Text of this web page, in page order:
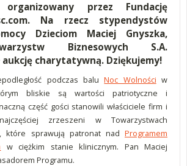
organizowany przez Fundację
Na rzecz stypendystów
Dzieciom Maciej Gnyszka,
Biznesowych S.A.
aukcję charytatywną. Dziękujemy!
podczas baluNoc Wolności w
bliskie są wartości patriotyczne i
część gości stanowili właściciele firm i
zrzeszeni w Towarzystwach
które sprawują patronat nad Programem
w ciężkim stanie klinicznym. Pan Maciej
Programu.